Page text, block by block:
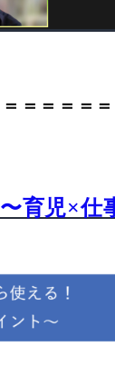
＝＝＝＝
育児×仕